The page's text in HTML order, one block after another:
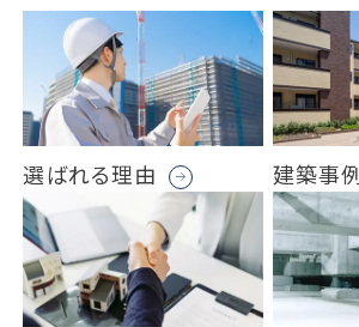
選ばれる理由 建築事